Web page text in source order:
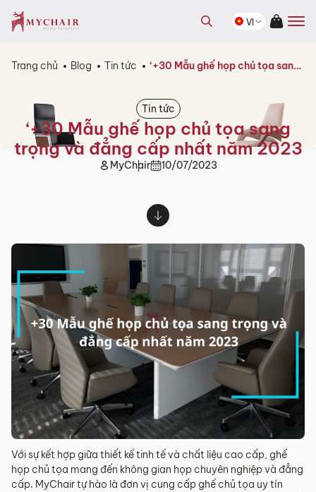
phẩm
Tìm
kiếmVI
Trang chủ Blog Tin tức ‘+30 Mẫu ghế họp chủ tọa sang trọng và đẳng cấp nhất năm 2023
Tin tức
‘+30 Mẫu ghế họp chủ tọa sang
trọng và đẳng cấp nhất năm 2023
MyChair 10/07/2023
Với sự kết hợp giữa thiết kế tinh tế và chất liệu cao cấp, ghế
họp chủ tọa mang đến không gian họp chuyên nghiệp và đẳng
cấp. MyChair tự hào là đơn vị cung cấp ghế chủ tọa uy tín